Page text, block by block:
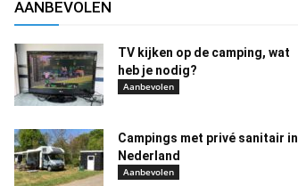
AANBEVOLEN
TV kijken op de camping, wat
heb je nodig?
Aanbevolen
Campings met privé sanitair in
Nederland
Aanbevolen